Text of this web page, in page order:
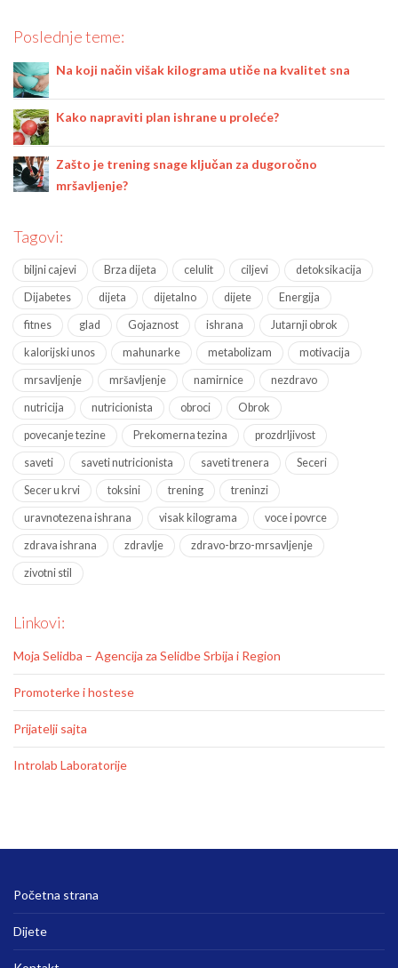
Poslednje teme:
Na koji način višak kilograma utiče na kvalitet sna
Kako napraviti plan ishrane u proleće?
Zašto je trening snage ključan za dugoročno
mršavljenje?
Tagovi:
biljni cajevi Brza dijeta celulit ciljevi detoksikacija
Dijabetes dijeta dijetalno dijete Energija
fitnes glad Gojaznost ishrana Jutarnji obrok
kalorijski unos mahunarke metabolizam motivacija
mrsavljenje mršavljenje namirnice nezdravo
nutricija nutricionista obroci Obrok
povecanje tezine Prekomerna tezina prozdrljivost
saveti saveti nutricionista saveti trenera Seceri
Secer u krvi toksini trening treninzi
uravnotezena ishrana visak kilograma voce i povrce
zdrava ishrana zdravlje zdravo-brzo-mrsavljenje
zivotni stil
Linkovi:
Moja Selidba – Agencija za Selidbe Srbija i Region
Promoterke i hostese
Prijatelji sajta
Introlab Laboratorije
Početna strana
Dijete